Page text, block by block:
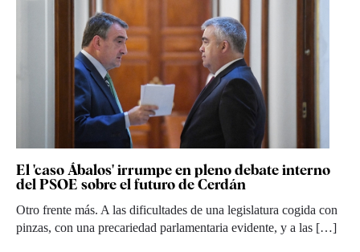
El 'caso Ábalos' irrumpe en pleno debate interno
del PSOE sobre el futuro de Cerdán
Otro frente más. A las dificultades de una legislatura cogida con
pinzas, con una precariedad parlamentaria evidente, y a las […]